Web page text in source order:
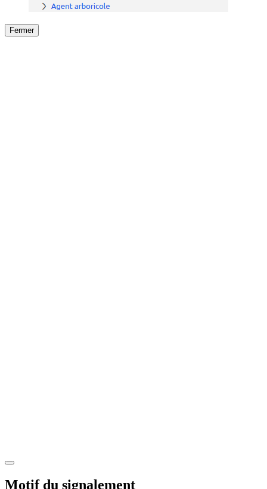
Fermer
Motif du signalement